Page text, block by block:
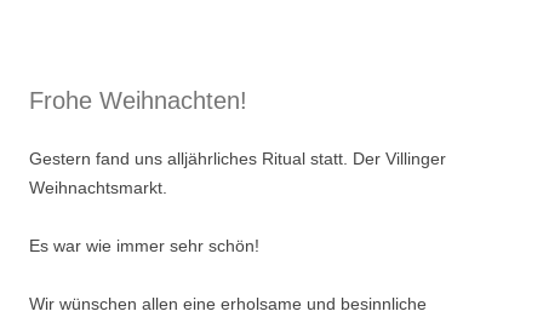
Frohe Weihnachten!
Gestern fand uns alljährliches Ritual statt. Der Villinger
Weihnachtsmarkt.
Es war wie immer sehr schön!
Wir wünschen allen eine erholsame und besinnliche